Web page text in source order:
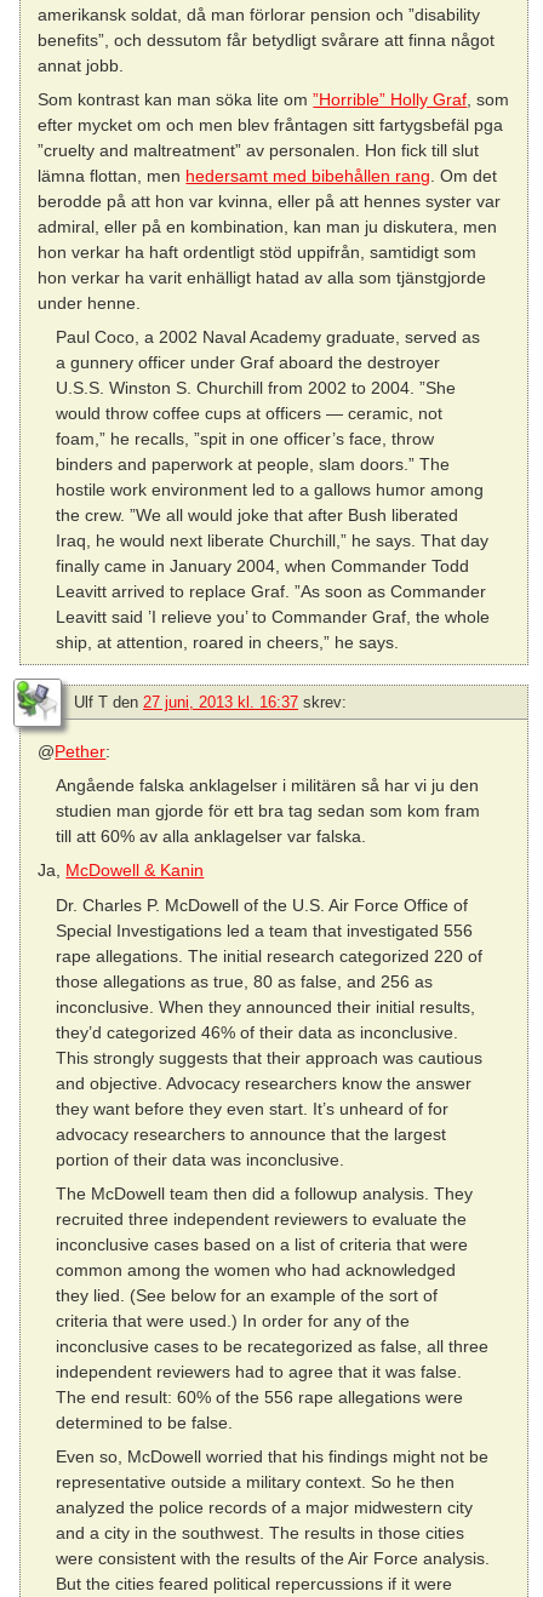
amerikansk soldat, då man förlorar pension och ”disability
benefits”, och dessutom får betydligt svårare att finna något
annat jobb.
Som kontrast kan man söka lite om”Horrible” Holly Graf , som
efter mycket om och men blev fråntagen sitt fartygsbefäl pga
”cruelty and maltreatment” av personalen. Hon fick till slut
lämna flottan, men hedersamt med bibehållen rang . Om det
berodde på att hon var kvinna, eller på att hennes syster var
admiral, eller på en kombination, kan man ju diskutera, men
hon verkar ha haft ordentligt stöd uppifrån, samtidigt som
hon verkar ha varit enhälligt hatad av alla som tjänstgjorde
under henne.
Paul Coco, a 2002 Naval Academy graduate, served as
a gunnery officer under Graf aboard the destroyer
U.S.S. Winston S. Churchill from 2002 to 2004. ”She
would throw coffee cups at officers — ceramic, not
foam,” he recalls, ”spit in one officer’s face, throw
binders and paperwork at people, slam doors.” The
hostile work environment led to a gallows humor among
the crew. ”We all would joke that after Bush liberated
Iraq, he would next liberate Churchill,” he says. That day
finally came in January 2004, when Commander Todd
Leavitt arrived to replace Graf. ”As soon as Commander
Leavitt said ’I relieve you’ to Commander Graf, the whole
ship, at attention, roared in cheers,” he says.
Ulf T den 27 juni, 2013 kl. 16:37 skrev:
@Pether:
Angående falska anklagelser i militären så har vi ju den
studien man gjorde för ett bra tag sedan som kom fram
till att 60% av alla anklagelser var falska.
Ja, McDowell & Kanin
Dr. Charles P. McDowell of the U.S. Air Force Office of
Special Investigations led a team that investigated 556
rape allegations. The initial research categorized 220 of
those allegations as true, 80 as false, and 256 as
inconclusive. When they announced their initial results,
they’d categorized 46% of their data as inconclusive.
This strongly suggests that their approach was cautious
and objective. Advocacy researchers know the answer
they want before they even start. It’s unheard of for
advocacy researchers to announce that the largest
portion of their data was inconclusive.
The McDowell team then did a followup analysis. They
recruited three independent reviewers to evaluate the
inconclusive cases based on a list of criteria that were
common among the women who had acknowledged
they lied. (See below for an example of the sort of
criteria that were used.) In order for any of the
inconclusive cases to be recategorized as false, all three
independent reviewers had to agree that it was false.
The end result: 60% of the 556 rape allegations were
determined to be false.
Even so, McDowell worried that his findings might not be
representative outside a military context. So he then
analyzed the police records of a major midwestern city
and a city in the southwest. The results in those cities
were consistent with the results of the Air Force analysis.
But the cities feared political repercussions if it were